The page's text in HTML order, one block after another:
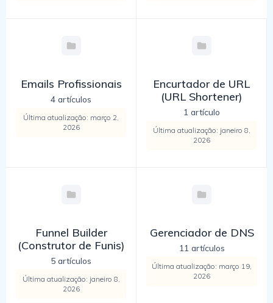
Emails Profissionais
4 artículos
Última atualização: março 2,
2026
Encurtador de URL
(URL Shortener)
1 artículo
Última atualização: janeiro 8,
2026
Funnel Builder
(Construtor de Funis)
5 artículos
Última atualização: janeiro 8,
2026
Gerenciador de DNS
11 artículos
Última atualização: março 19,
2026